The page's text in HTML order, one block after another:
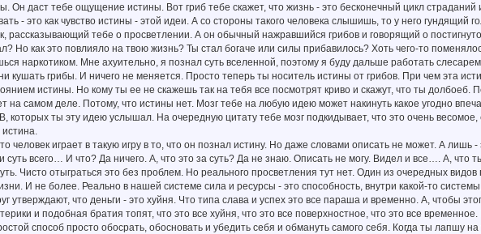
Он даст тебе ощущение истины. Вот гриб тебе скажет, что жизнь - это бесконечный цикл страданий
- это как чувство истины - этой идеи. А со стороны такого человека слышишь, то у него гундящий
рассказывающий тебе о просветлении. А он обычный нажравшийся грибов и говорящий о
Но как это повлияло на твою жизнь? Ты стал богаче или силы прибавилось? Хоть чего-то
наркотиком. Мне ахуительно, я познал суть вселенной, поэтому я буду дальше работать
кушать грибы. И ничего не меняется. Просто теперь ты носитель истины от грибов. При чем эта
истины. Но кому ты ее не скажешь так на тебя все посмотрят криво и скажут, что ты долбоеб.
на самом деле. Потому, что истины нет. Мозг тебе на любую идею может накинуть какое угодно
которых ты эту идею услышал. На очередную цитату тебе мозг подкидывает, что это очень
истина.
человек играет в такую игру в то, что он познал истину. Но даже словами описать не может. А лишь
суть всего… И что? Да ничего. А, что это за суть? Да не знаю. Описать не могу. Видел и все…. А, что
Чисто отыграться это без проблем. Но реального просветления тут нет. Один из очередных видов
И не более. Реально в нашей системе сила и ресурсы - это способность, внутри какой-то
утверждают, что деньги - это хуйня. Что типа слава и успех это все параша и временно. А, чтобы
и подобная братия топят, что это все хуйня, что это все поверхностное, что это все
способ просто обосрать, обосновать и убедить себя и обмануть самого себя. Когда ты лапшу